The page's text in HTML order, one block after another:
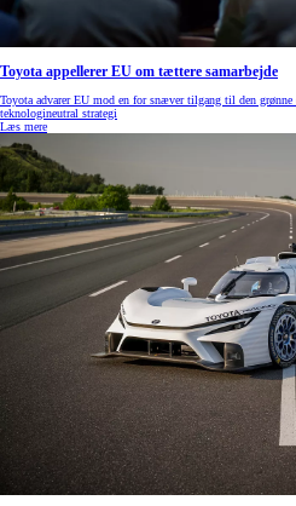
Toyota appellerer EU om tættere samarbejde
Toyota advarer EU mod en for snæver tilgang til den
teknologineutral strategi
Læs mere